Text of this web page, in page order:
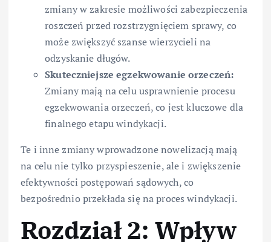
zmiany w zakresie możliwości zabezpieczenia
roszczeń przed rozstrzygnięciem sprawy, co
może zwiększyć szanse wierzycieli na
odzyskanie długów.
Skuteczniejsze egzekwowanie orzeczeń:
Zmiany mają na celu usprawnienie procesu
egzekwowania orzeczeń, co jest kluczowe dla
finalnego etapu windykacji.
Te i inne zmiany wprowadzone nowelizacją mają
na celu nie tylko przyspieszenie, ale i zwiększenie
efektywności postępowań sądowych, co
bezpośrednio przekłada się na proces windykacji.
Rozdział 2: Wpływ